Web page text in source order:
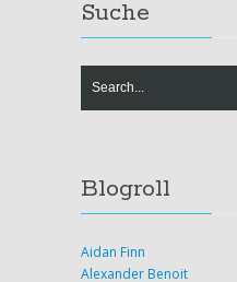
Suche
Blogroll
Aidan Finn
Alexander Benoit